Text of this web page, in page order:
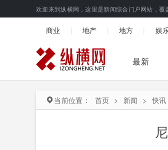
欢迎来到纵横网，这里是新闻综合门户网站，覆
商业 地产 地方 娱
最新
当前位置： 首页 > 新闻 > 快讯